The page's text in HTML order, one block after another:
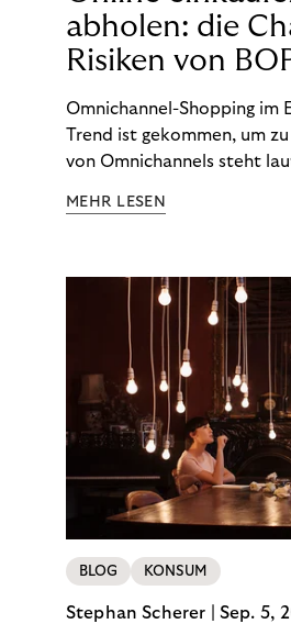
abholen: die
Risiken von
Omnichannel-Shopping im
Trend ist gekommen, um
von Omnichannels steht
nicht mehr verzichtet
online ein und holen die
bietet zwar viele Vorteile,
Preis. Potenzielle
Betriebskosten sind nur
das also wert? Wir stellen
von BOPIS vor.
MEHR LESEN
BLOG KONSUM
Stephan Scherer | Sep. 5,